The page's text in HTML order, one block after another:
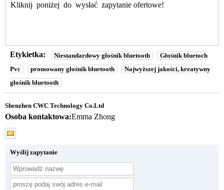
Kliknij poniżej do wysłać zapytanie ofertowe!
Etykietka: Niestandardowy głośnik bluetooth
Głośnik bluetoch
Pvc
promowany głośnik bluetooth
Najwyższej jakości, kreatywny
głośnik bluetooth
Shenzhen CWC Technology Co.Ltd
Osoba kontaktowa:Emma Zhong
Wyślij zapytanie